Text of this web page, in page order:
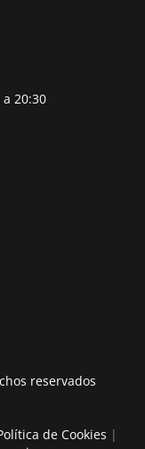
20:30
reservados
de Cookies |